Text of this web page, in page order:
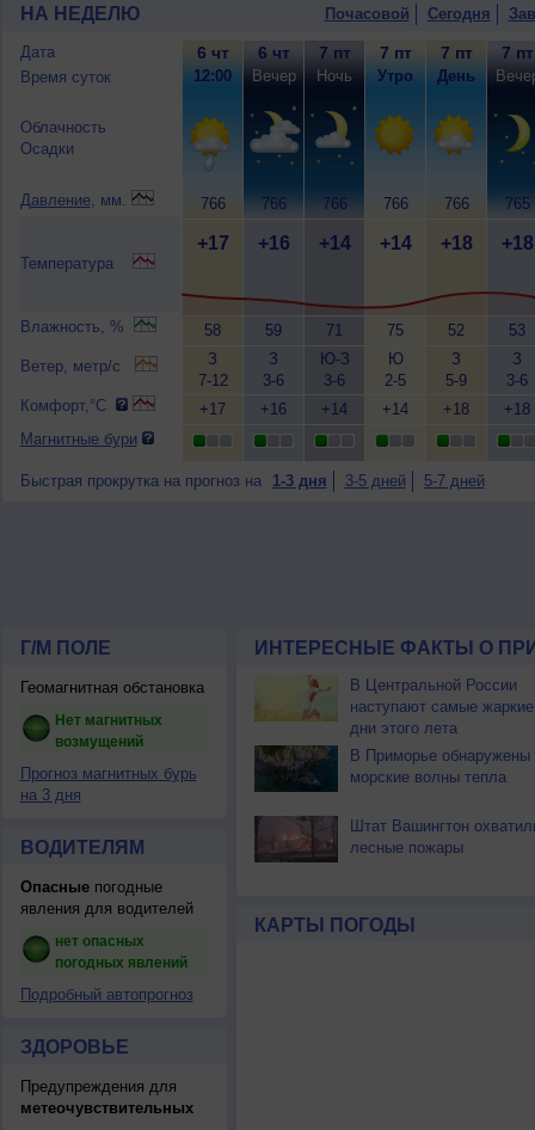
НА НЕДЕЛЮ Почасовой Сегодня
Дата
Время суток
Облачность
Осадки
Давление, мм.
Температура
Влажность, %
Ветер, метр/с
Комфорт,°C
Магнитные бури
6 чт
12:00
766
+17
58
З
7-12
+17
6 чт
Вечер
766
+16
59
З
3-6
+16
7 пт
Ночь
766
+14
71
Ю-З
3-6
+14
7 пт
Утро
766
+14
75
Ю
2-5
+14
7 пт
День
766
+18
52
З
5-9
+18
7 пт
765
+18
53
З
3-6
+18
Быстрая прокрутка на прогноз на 1-3 дня 3-5 дней 5-7 дней
Г/М ПОЛЕ
Геомагнитная обстановка
Нет магнитных
возмущений
Прогноз магнитных бурь
на 3 дня
ВОДИТЕЛЯМ
Опасныепогодные
явления для водителей
нет опасных
погодных явлений
Подробный автопрогноз
ЗДОРОВЬЕ
Предупреждения для
метеочувствительных
ИНТЕРЕСНЫЕ ФАКТЫ О
В Центральной России
наступают самые жаркие
дни этого лета
В Приморье обнаружены
морские волны тепла
Штат Вашингтон
лесные пожары
КАРТЫ ПОГОДЫ